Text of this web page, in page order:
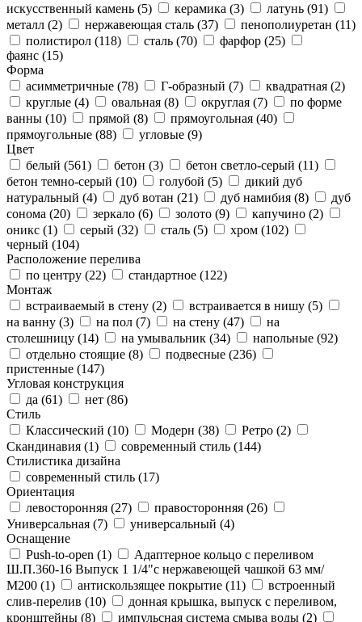
искусственный камень (5) керамика (3) латунь (91)
металл (2) нержавеющая сталь (37) пенополиуретан (11)
полистирол (118) сталь (70) фарфор (25)
фаянс (15)
Форма
асимметричные (78) Г-образный (7) квадратная (2)
круглые (4) овальная (8) округлая (7)
по форме
ванны (10) прямой (8) прямоугольная (40)
прямоугольные (88) угловые (9)
Цвет
белый (561) бетон (3) бетон светло-серый (11)
бетон темно-серый (10) голубой (5)
дикий дуб
натуральный (4) дуб вотан (21) дуб намибия (8)
дуб
сонома (20) зеркало (6) золото (9) капучино (2)
оникс (1) серый (32) сталь (5) хром (102)
черный (104)
Расположение перелива
по центру (22) стандартное (122)
Монтаж
встраиваемый в стену (2) встраивается в нишу (5)
на ванну (3) на пол (7) на стену (47)
на
столешницу (14) на умывальник (34) напольные (92)
отдельно стоящие (8) подвесные (236)
пристенные (147)
Угловая конструкция
да (61) нет (86)
Стиль
Классический (10) Модерн (38) Ретро (2)
Скандинавия (1) современный стиль (144)
Стилистика дизайна
современный стиль (17)
Ориентация
левосторонняя (27) правосторонняя (26)
Универсальная (7) универсальный (4)
Оснащение
Push-to-open (1)
Адаптерное кольцо с переливом
Ш.П.360-16 Выпуск 1 1/4"с нержавеющей чашкой 63 мм/
М200 (1) антискользящее покрытие (11)
встроенный
слив-перелив (10)
донная крышка, выпуск с переливом,
кронштейны (8) импульсная система смыва воды (2)